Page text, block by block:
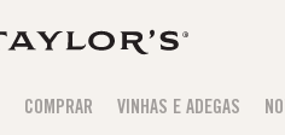
COMPRAR VINHAS E ADEGAS